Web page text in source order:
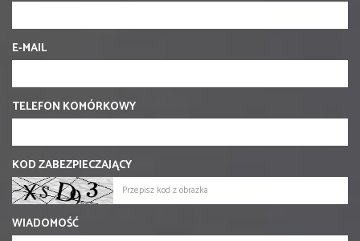
E-MAIL
TELEFON KOMÓRKOWY
KOD ZABEZPIECZAJĄCY
WIADOMOŚĆ